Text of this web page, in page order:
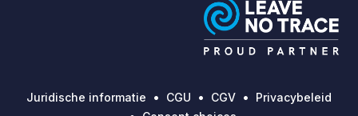
Juridische informatie CGU CGV
Privacybeleid